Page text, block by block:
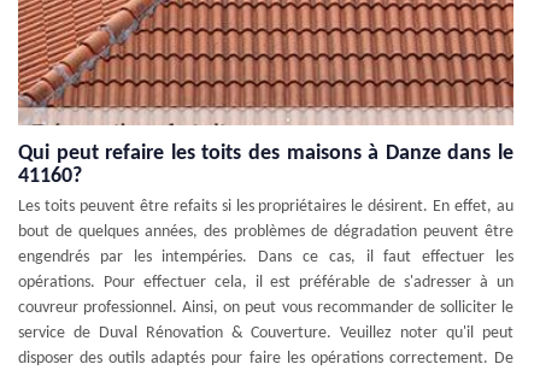
Qui peut refaire les toits des maisons à Danze dans le
41160?
Les toits peuvent être refaits si les propriétaires le désirent. En effet, au
bout de quelques années, des problèmes de dégradation peuvent être
engendrés par les intempéries. Dans ce cas, il faut effectuer les
opérations. Pour effectuer cela, il est préférable de s'adresser à un
couvreur professionnel. Ainsi, on peut vous recommander de solliciter le
service de Duval Rénovation & Couverture. Veuillez noter qu'il peut
disposer des outils adaptés pour faire les opérations correctement. De